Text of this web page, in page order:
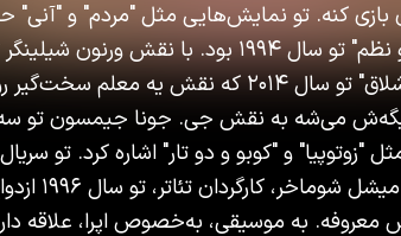
بازی کنه. تو نمایش‌هایی مثل "مردم" و
نقشش تو تلویزیون تو سریال "قانون و نظم" تو سال ۱۹۹۴
۱۹۹۷ تا ۲۰۰۳ دیده شد. تو سینما با "شلاق" تو سال ۲۰۱۴
دیگه‌ش می‌شه به نقش جی. جونا جیمسون تو
"زوتوپیا" و "کوبو و دو تار" اشاره کرد. تو
نقش دوقلوها
به موسیقی، به‌خصوص اپرا، علاقه